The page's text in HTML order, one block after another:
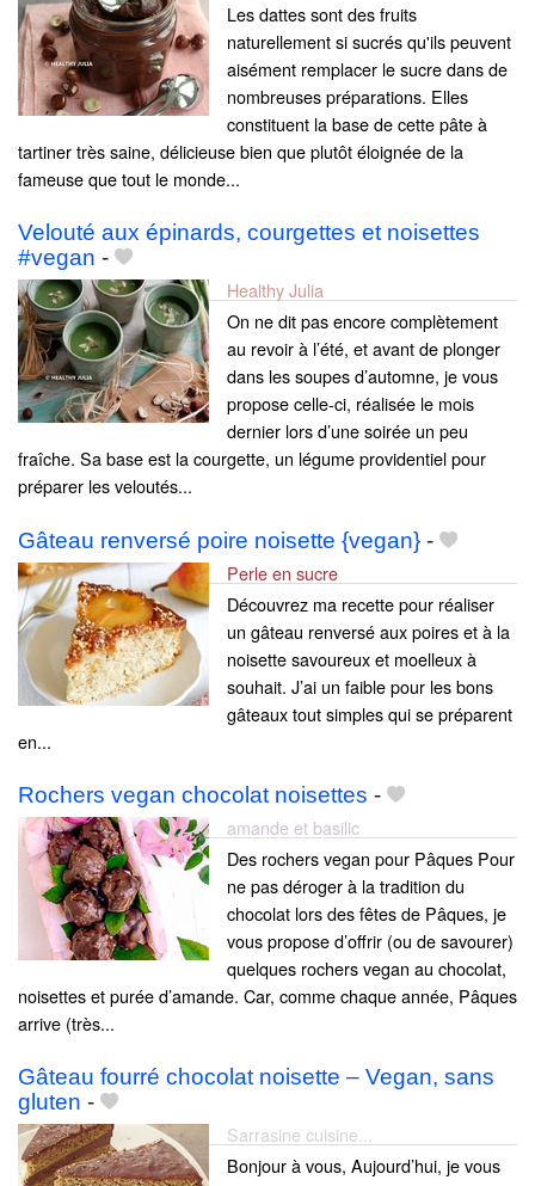
Les dattes sont des fruits
naturellement si sucrés qu'ils peuvent
aisément remplacer le sucre dans de
nombreuses préparations. Elles
constituent la base de cette pâte à
tartiner très saine, délicieuse bien que plutôt éloignée de la
fameuse que tout le monde...
Velouté aux épinards, courgettes et noisettes
#vegan -
Healthy Julia
On ne dit pas encore complètement
au revoir à l’été, et avant de plonger
dans les soupes d’automne, je vous
propose celle-ci, réalisée le mois
dernier lors d’une soirée un peu
fraîche. Sa base est la courgette, un légume providentiel pour
préparer les veloutés...
Gâteau renversé poire noisette {vegan} -
Perle en sucre
Découvrez ma recette pour réaliser
un gâteau renversé aux poires et à la
noisette savoureux et moelleux à
souhait. J’ai un faible pour les bons
gâteaux tout simples qui se préparent
en...
Rochers vegan chocolat noisettes -
amande et basilic
Des rochers vegan pour Pâques Pour
ne pas déroger à la tradition du
chocolat lors des fêtes de Pâques, je
vous propose d’offrir (ou de savourer)
quelques rochers vegan au chocolat,
noisettes et purée d’amande. Car, comme chaque année, Pâques
arrive (très...
Gâteau fourré chocolat noisette – Vegan, sans
gluten -
Sarrasine cuisine...
Bonjour à vous, Aujourd’hui, je vous